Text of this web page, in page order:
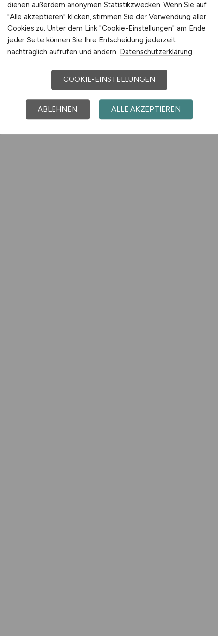
dienen außerdem anonymen Statistikzwecken. Wenn Sie auf
"Alle akzeptieren" klicken, stimmen Sie der Verwendung aller
Cookies zu. Unter dem Link "Cookie-Einstellungen" am Ende
jeder Seite können Sie Ihre Entscheidung jederzeit
nachträglich aufrufen und ändern. Datenschutzerklärung
COOKIE-EINSTELLUNGEN
ABLEHNEN ALLE AKZEPTIEREN